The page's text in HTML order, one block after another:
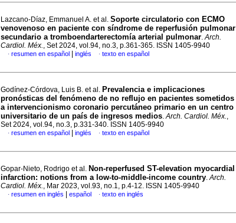
Lazcano-Díaz, Emmanuel A. et al. Soporte circulatorio con ECMO
venovenoso en paciente con síndrome de reperfusión pulmonar
secundario a tromboendarterectomía arterial pulmonar.Arch.
Cardiol. Méx., Set 2024, vol.94, no.3, p.361-365. ISSN 1405-9940
· resumen en español inglés · texto en español
Godínez-Córdova, Luis B. et al. Prevalencia e implicaciones
pronósticas del fenómeno de no reflujo en pacientes sometidos
a intervencionismo coronario percutáneo primario en un centro
universitario de un país de ingresos medios.Arch. Cardiol. Méx.,
Set 2024, vol.94, no.3, p.331-340. ISSN 1405-9940
· resumen en español inglés · texto en español
Gopar-Nieto, Rodrigo et al. Non-reperfused ST-elevation myocardial
infarction: notions from a low-to-middle-income country.Arch.
Cardiol. Méx., Mar 2023, vol.93, no.1, p.4-12. ISSN 1405-9940
· resumen en inglés español · texto en inglés